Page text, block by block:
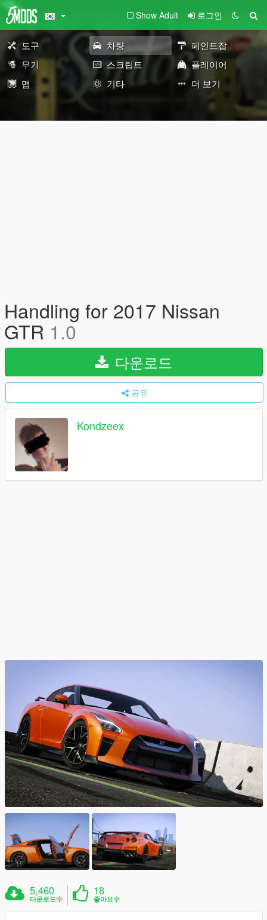
Show Adult 로그인
도구 차량
페인트잡
무기
스크립트
플레이어
맵
기타 더 보기
Handling for 2017 Nissan
GTR 1.0
다운로드
공유
Kondzeex
5,460
다운로드수
18
좋아요수